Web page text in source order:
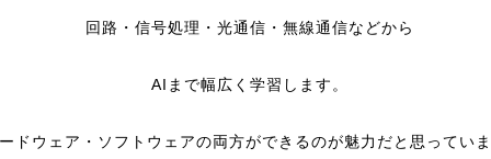
回路・信号処理・光通信・無線通信などから
AIまで幅広く学習します。
ドウェア・ソフトウェアの両方ができるのが魅力だと思ってい